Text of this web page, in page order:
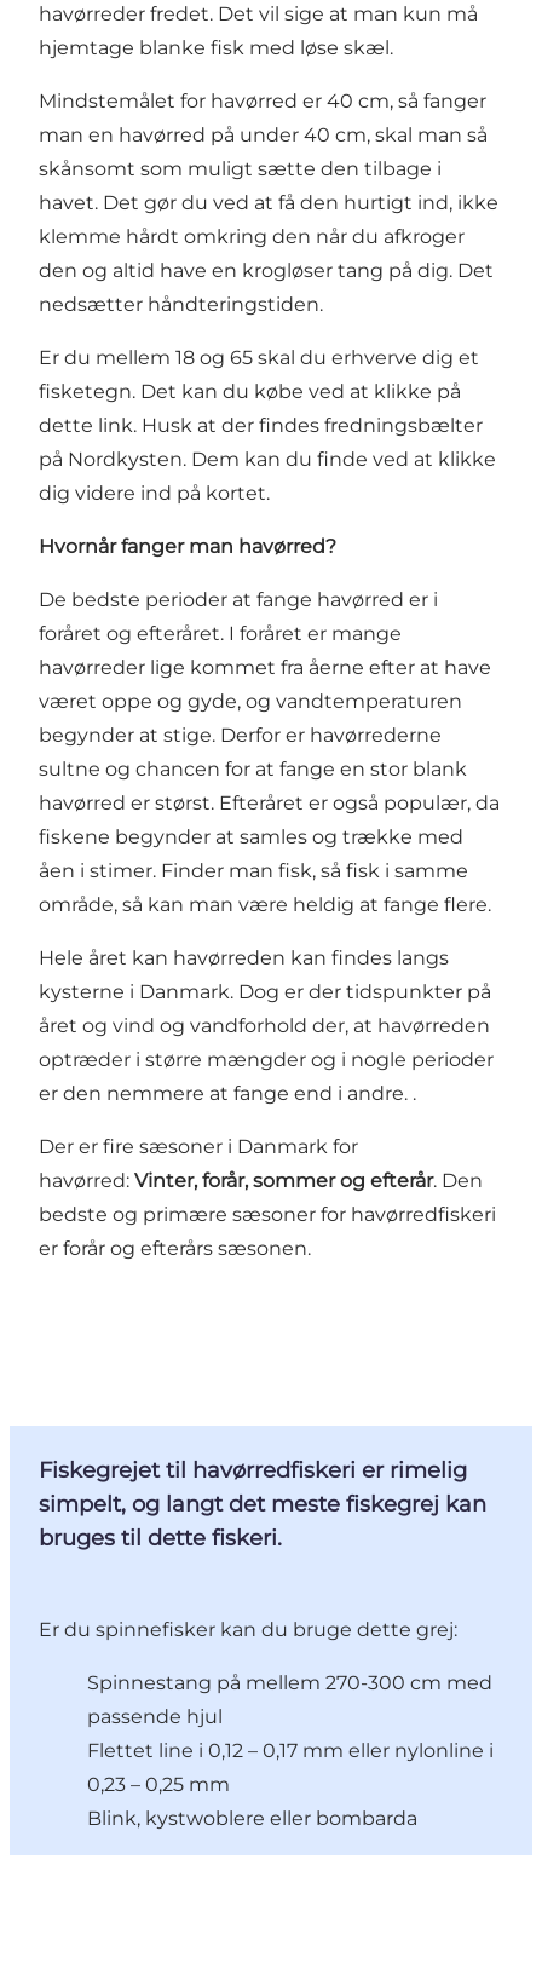
havørreder fredet. Det vil sige at man kun må
hjemtage blanke fisk med løse skæl.
Mindstemålet for havørred er 40 cm, så fanger
man en havørred på under 40 cm, skal man så
skånsomt som muligt sætte den tilbage i
havet. Det gør du ved at få den hurtigt ind, ikke
klemme hårdt omkring den når du afkroger
den og altid have en krogløser tang på dig. Det
nedsætter håndteringstiden.
Er du mellem 18 og 65 skal du erhverve dig et
fisketegn. Det kan du købe ved at klikke på
dette link. Husk at der findes fredningsbælter
på Nordkysten. Dem kan du finde ved at klikke
dig videre ind på kortet.
Hvornår fanger man havørred?
De bedste perioder at fange havørred er i
foråret og efteråret. I foråret er mange
havørreder lige kommet fra åerne efter at have
været oppe og gyde, og vandtemperaturen
begynder at stige. Derfor er havørrederne
sultne og chancen for at fange en stor blank
havørred er størst. Efteråret er også populær, da
fiskene begynder at samles og trække med
åen i stimer. Finder man fisk, så fisk i samme
område, så kan man være heldig at fange flere.
Hele året kan havørreden kan findes langs
kysterne i Danmark. Dog er der tidspunkter på
året og vind og vandforhold der, at havørreden
optræder i større mængder og i nogle perioder
er den nemmere at fange end i andre. .
Der er fire sæsoner i Danmark for
havørred: Vinter, forår, sommer og efterår. Den
bedste og primære sæsoner for havørredfiskeri
er forår og efterårs sæsonen.
Fiskegrejet til havørredfiskeri er rimelig
simpelt, og langt det meste fiskegrej kan
bruges til dette fiskeri.
Er du spinnefisker kan du bruge dette grej:
Spinnestang på mellem 270-300 cm med
passende hjul
Flettet line i 0,12 – 0,17 mm eller nylonline i
0,23 – 0,25 mm
Blink, kystwoblere eller bombarda